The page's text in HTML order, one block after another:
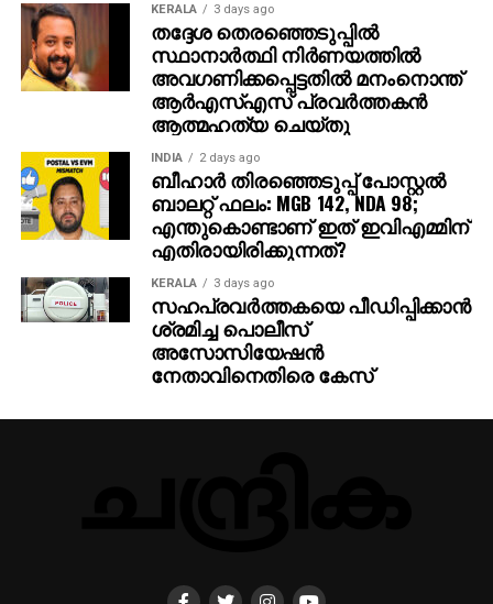
KERALA 3 days ago
തദ്ദേശ തെരഞ്ഞെടുപ്പില്‍
സ്ഥാനാര്‍ത്ഥി നിര്‍ണയത്തില്‍
അവഗണിക്കപ്പെട്ടതില്‍ മനംനൊന്ത്
ആര്‍എസ്എസ് പ്രവര്‍ത്തകന്‍
ആത്മഹത്യ ചെയ്തു
INDIA 2 days ago
ബീഹാർ തിരഞ്ഞെടുപ്പ് പോസ്റ്റൽ
ബാലറ്റ് ഫലം: MGB 142, NDA 98;
എന്തുകൊണ്ടാണ് ഇത് ഇവിഎമ്മിന്
എതിരായിരിക്കുന്നത്?
KERALA 3 days ago
സഹപ്രവര്‍ത്തകയെ പീഡിപ്പിക്കാന്‍
ശ്രമിച്ച പൊലീസ്
അസോസിയേഷന്‍
നേതാവിനെതിരെ കേസ്